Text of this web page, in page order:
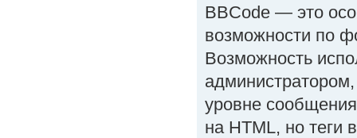
BBCode — это
возможности по
Возможность
уровне
на HTML, но теги